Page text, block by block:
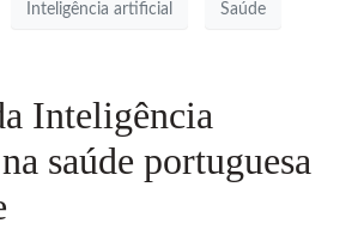
Inteligência artificial Saúde
Inteligência
saúde portuguesa